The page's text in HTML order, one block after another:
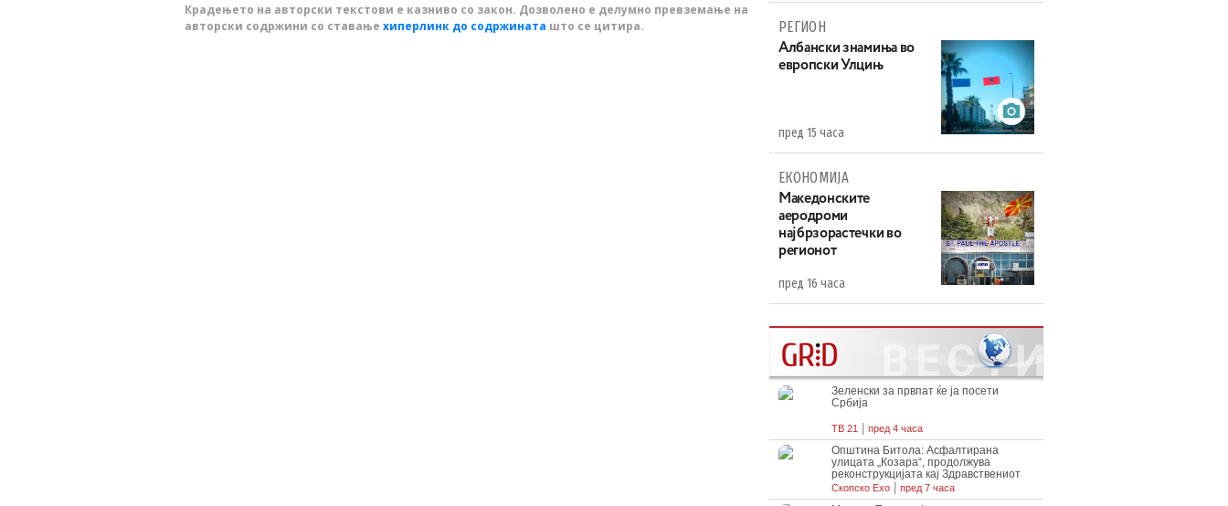
Крадењето на авторски текстови е казниво со закон. Дозволено е делумно превземање на
авторски содржини со ставање хиперлинк до содржината што се цитира. РЕГИОН
Aлбански знамиња во
европски Улцињ
пред 15 часа
ЕКОНОМИЈА
Maкедонските
аеродроми
најбрзорастечки во
регионот
пред 16 часа